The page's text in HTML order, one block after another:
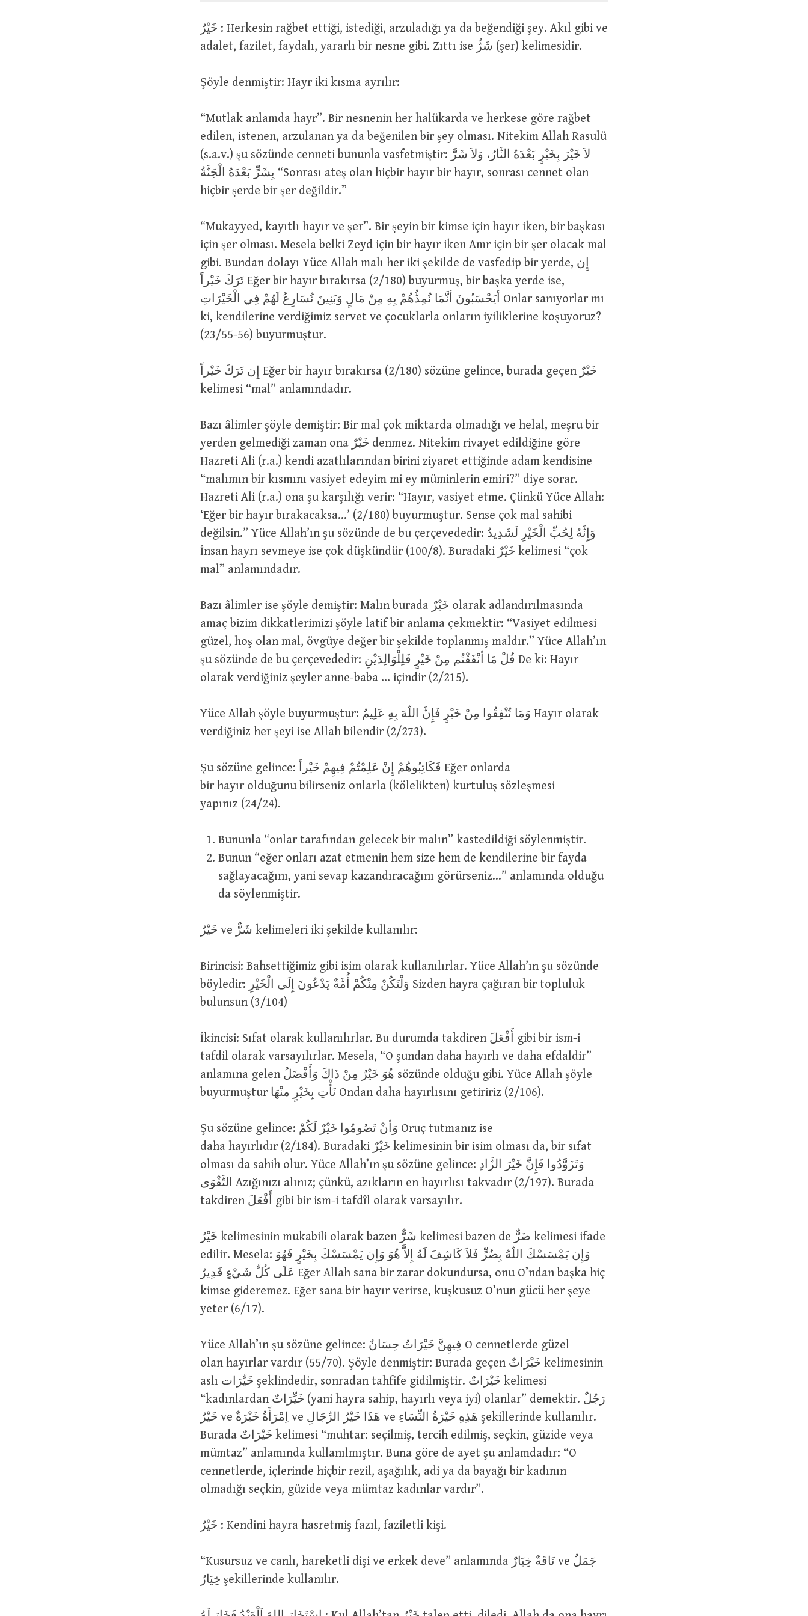
خَيْرٌ : Herkesin rağbet ettiği, istediği, arzuladığı ya da beğendiği şey. Akıl gibi ve
adalet, fazilet, faydalı, yararlı bir nesne gibi. Zıttı ise شَرٌّ (şer) kelimesidir.
Şöyle denmiştir: Hayr iki kısma ayrılır:
“Mutlak anlamda hayr”. Bir nesnenin her halükarda ve herkese göre rağbet
edilen, istenen, arzulanan ya da beğenilen bir şey olması. Nitekim Allah Rasulü
(s.a.v.) şu sözünde cenneti bununla vasfetmiştir: لاَ خَيْرَ بِخَيْرٍ بَعْدَهُ النَّارُ، وَلاَ شَرَّ
بِشَرٍّ بَعْدَهُ الْجَنَّةُ “Sonrası ateş olan hiçbir hayır bir hayır, sonrası cennet olan
hiçbir şerde bir şer değildir.”
“Mukayyed, kayıtlı hayır ve şer”. Bir şeyin bir kimse için hayır iken, bir başkası
için şer olması. Mesela belki Zeyd için bir hayır iken Amr için bir şer olacak mal
gibi. Bundan dolayı Yüce Allah malı her iki şekilde de vasfedip bir yerde, إِن
تَرَكَ خَيْراً Eğer bir hayır bırakırsa (2/180) buyurmuş, bir başka yerde ise,
أيَحْسَبُونَ أنَّمَا نُمِدُّهُمْ بِهِ مِنْ مَالٍ وَبَنِينَ نُسَارِعُ لَهُمْ فِي الْخَيْرَاتِ Onlar sanıyorlar mı
ki, kendilerine verdiğimiz servet ve çocuklarla onların iyiliklerine koşuyoruz?
(23/55-56) buyurmuştur.
إِن تَرَكَ خَيْراً Eğer bir hayır bırakırsa (2/180) sözüne gelince, burada geçen خَيْرٌ
kelimesi “mal” anlamındadır.
Bazı âlimler şöyle demiştir: Bir mal çok miktarda olmadığı ve helal, meşru bir
yerden gelmediği zaman ona خَيْرٌ denmez. Nitekim rivayet edildiğine göre
Hazreti Ali (r.a.) kendi azatlılarından birini ziyaret ettiğinde adam kendisine
“malımın bir kısmını vasiyet edeyim mi ey müminlerin emiri?” diye sorar.
Hazreti Ali (r.a.) ona şu karşılığı verir: “Hayır, vasiyet etme. Çünkü Yüce Allah:
‘Eğer bir hayır bırakacaksa…’ (2/180) buyurmuştur. Sense çok mal sahibi
değilsin.” Yüce Allah’ın şu sözünde de bu çerçevededir: وَإِنَّهُ لِحُبِّ الْخَيْرِ لَشَدِيدٌ
İnsan hayrı sevmeye ise çok düşkündür (100/8). Buradaki خَيْرٌ kelimesi “çok
mal” anlamındadır.
Bazı âlimler ise şöyle demiştir: Malın burada خَيْرٌ olarak adlandırılmasında
amaç bizim dikkatlerimizi şöyle latif bir anlama çekmektir: “Vasiyet edilmesi
güzel, hoş olan mal, övgüye değer bir şekilde toplanmış maldır.” Yüce Allah’ın
şu sözünde de bu çerçevededir: قُلْ مَا أنْفَقْتُم مِنْ خَيْرٍ فَلِلْوَالِدَيْنِ De ki: Hayır
olarak verdiğiniz şeyler anne-baba … içindir (2/215).
Yüce Allah şöyle buyurmuştur: وَمَا تُنْفِقُوا مِنْ خَيْرٍ فَإِنَّ اللّهَ بِهِ عَلِيمٌ Hayır olarak
verdiğiniz her şeyi ise Allah bilendir (2/273).
Şu sözüne gelince: فَكَاتِبُوهُمْ إِنْ عَلِمْتُمْ فِيهِمْ خَيْراً Eğer onlarda
bir hayır olduğunu bilirseniz onlarla (kölelikten) kurtuluş sözleşmesi
yapınız (24/24).
Bununla “onlar tarafından gelecek bir malın” kastedildiği söylenmiştir.
Bunun “eğer onları azat etmenin hem size hem de kendilerine bir fayda
sağlayacağını, yani sevap kazandıracağını görürseniz…” anlamında olduğu
da söylenmiştir.
خَيْرٌ ve شَرٌّ kelimeleri iki şekilde kullanılır:
Birincisi: Bahsettiğimiz gibi isim olarak kullanılırlar. Yüce Allah’ın şu sözünde
böyledir: وَلْتَكُنْ مِنْكُمْ أُمَّةٌ يَدْعُونَ إِلَى الْخَيْرِ Sizden hayra çağıran bir topluluk
bulunsun (3/104)
İkincisi: Sıfat olarak kullanılırlar. Bu durumda takdiren أَفْعَلَ gibi bir ism-i
tafdil olarak varsayılırlar. Mesela, “O şundan daha hayırlı ve daha efdaldir”
anlamına gelen هُوَ خَيْرٌ مِنْ ذَاكَ وَأَفْضَلُ sözünde olduğu gibi. Yüce Allah şöyle
buyurmuştur نَأْتِ بِخَيْرٍ منْهَا Ondan daha hayırlısını getiririz (2/106).
Şu sözüne gelince: وَأنْ تَصُومُوا خَيْرٌ لَكُمْ Oruç tutmanız ise
daha hayırlıdır (2/184). Buradaki خَيْرٌ kelimesinin bir isim olması da, bir sıfat
olması da sahih olur. Yüce Allah’ın şu sözüne gelince: وَتَزَوَّدُوا فَإِنَّ خَيْرَ الزَّادِ
التَّقْوَى Azığınızı alınız; çünkü, azıkların en hayırlısı takvadır (2/197). Burada
takdiren أَفْعَلَ gibi bir ism-i tafdîl olarak varsayılır.
خَيْرٌ kelimesinin mukabili olarak bazen شَرٌّ kelimesi bazen de ضَرٌّ kelimesi ifade
edilir. Mesela: وَإِن يَمْسَسْكَ اللّهُ بِضُرٍّ فَلاَ كَاشِفَ لَهُ إِلاَّ هُوَ وَإِن يَمْسَسْكَ بِخَيْرٍ فَهُوَ
عَلَى كُلِّ شَيْءٍ قَدِيرٌ Eğer Allah sana bir zarar dokundursa, onu O’ndan başka hiç
kimse gideremez. Eğer sana bir hayır verirse, kuşkusuz O’nun gücü her şeye
yeter (6/17).
Yüce Allah’ın şu sözüne gelince: فِيهِنَّ خَيْرَاتٌ حِسَانٌ O cennetlerde güzel
olan hayırlar vardır (55/70). Şöyle denmiştir: Burada geçen خَيْرَاتٌ kelimesinin
aslı خَيِّرَات şeklindedir, sonradan tahfife gidilmiştir. خَيْرَاتٌ kelimesi
“kadınlardan خَيِّرَاتٌ (yani hayra sahip, hayırlı veya iyi) olanlar” demektir. رَجُلٌ
خَيْرٌ ve اِمْرَأَةٌ خَيْرَةٌ ve هَذَا خَيْرُ الرِّجَالِ ve هَذِهِ خَيْرَةُ النِّسَاءِ şekillerinde kullanılır.
Burada خَيْرَاتٌ kelimesi “muhtar: seçilmiş, tercih edilmiş, seçkin, güzide veya
mümtaz” anlamında kullanılmıştır. Buna göre de ayet şu anlamdadır: “O
cennetlerde, içlerinde hiçbir rezil, aşağılık, adi ya da bayağı bir kadının
olmadığı seçkin, güzide veya mümtaz kadınlar vardır”.
خَيْرٌ : Kendini hayra hasretmiş fazıl, faziletli kişi.
“Kusursuz ve canlı, hareketli dişi ve erkek deve” anlamında نَاقَةٌ خِيَارٌ ve جَمَلٌ
خِيَارٌ şekillerinde kullanılır.